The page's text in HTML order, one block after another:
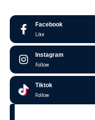
Facebook
Like
Instagram
Follow
Tiktok
Follow